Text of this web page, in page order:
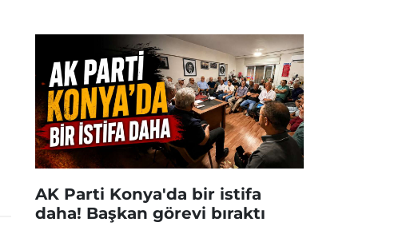
AK Parti Konya'da bir istifa
daha! Başkan görevi bıraktı